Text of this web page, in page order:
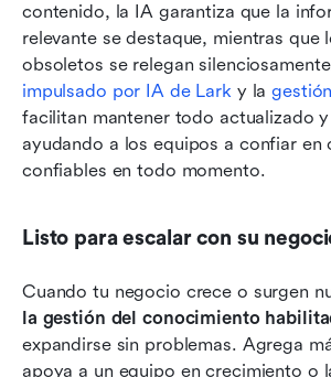
contenido, la IA garantiza que la
relevante se destaque, mientras que
obsoletos se relegan
impulsado por IA de Lark y la
facilitan mantener todo actualizado
ayudando a los equipos a confiar en
confiables en todo momento.
Listo para escalar con su
la gestión del conocimiento
expandirse sin problemas. Agrega
apoya a un equipo en crecimiento o